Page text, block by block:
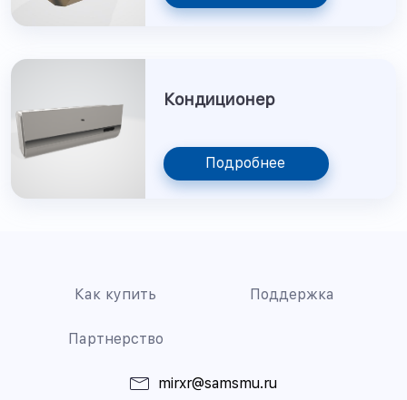
Кондиционер
Подробнее
Как купить Поддержка
Партнерство
mirxr@samsmu.ru